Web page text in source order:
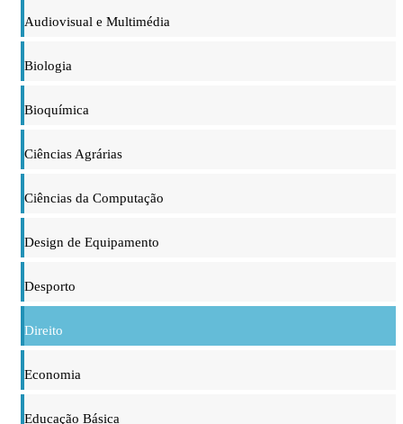
Audiovisual e Multimédia
Biologia
Bioquímica
Ciências Agrárias
Ciências da Computação
Design de Equipamento
Desporto
Direito
Economia
Educação Básica